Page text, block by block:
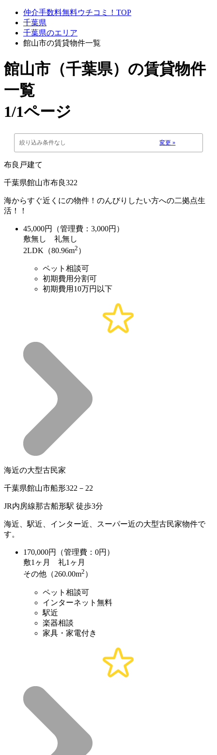
仲介手数料無料ウチコミ！TOP
千葉県
千葉県のエリア
館山市の賃貸物件一覧
館山市（千葉県） の賃貸物件
一覧
1/1ページ
絞り込み条件なし 変更 »
布良戸建て
千葉県館山市布良322
海からすぐ近くにの物件！のんびりしたい方への二拠点生
活！！
45,000円（管理費：3,000円）
敷無し 礼無し
2LDK（80.96m2 ）
ペット相談可
初期費用分割可
初期費用10万円以下
海近の大型古民家
千葉県館山市船形322－22
JR内房線那古船形駅 徒歩3分
海近、駅近、インター近、スーパー近の大型古民家物件で
す。
170,000円（管理費：0円）
敷1ヶ月 礼1ヶ月
その他（260.00m2 ）
ペット相談可
インターネット無料
駅近
楽器相談
家具・家電付き